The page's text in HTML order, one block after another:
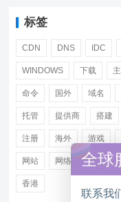
标签
CDN DNS IDC
WINDOWS 下载
命令 国外 域名
托管 提供商 搭建
注册 海外 游戏
网站 网络 腾讯
香港
全球
联系我